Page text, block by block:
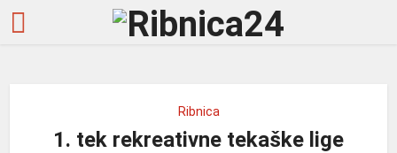
Ribnica
1. tek rekreativne tekaške lige